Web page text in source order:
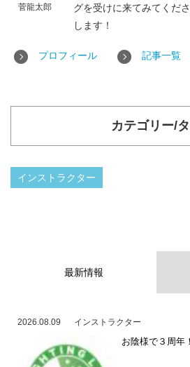
菅龍太郎
グを受けに来てみてくだ
します！
プロフィール 記事一覧
カテゴリー/
インストラクター
最新情報
2026.08.09 インストラクター
お陰様で３周年